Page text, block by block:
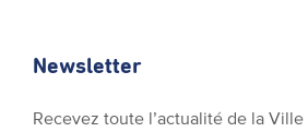
Newsletter
Recevez toute l’actualité de la